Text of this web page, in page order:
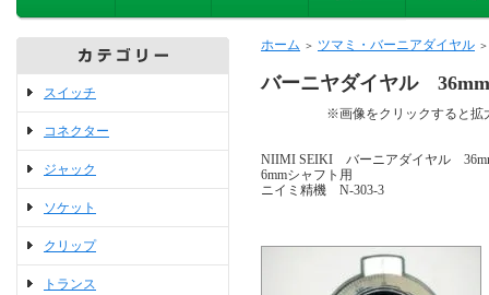
スイッチ
コネクター
ジャック
ソケット
クリップ
トランス
ホーム ＞ ツマミ・バーニアダイヤル ＞
バーニヤダイヤル
※画像をクリックすると拡大
NIIMI SEIKI バーニアダイヤル
6mmシャフト用
ニイミ精機 N-303-3